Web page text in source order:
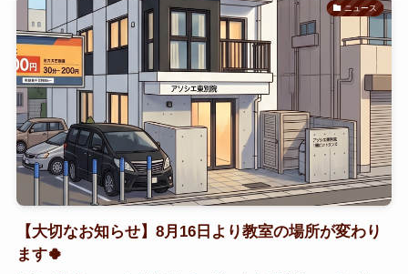
ニュース
【大切なお知らせ】8月16日より教室の場所が変わり
ます🍀